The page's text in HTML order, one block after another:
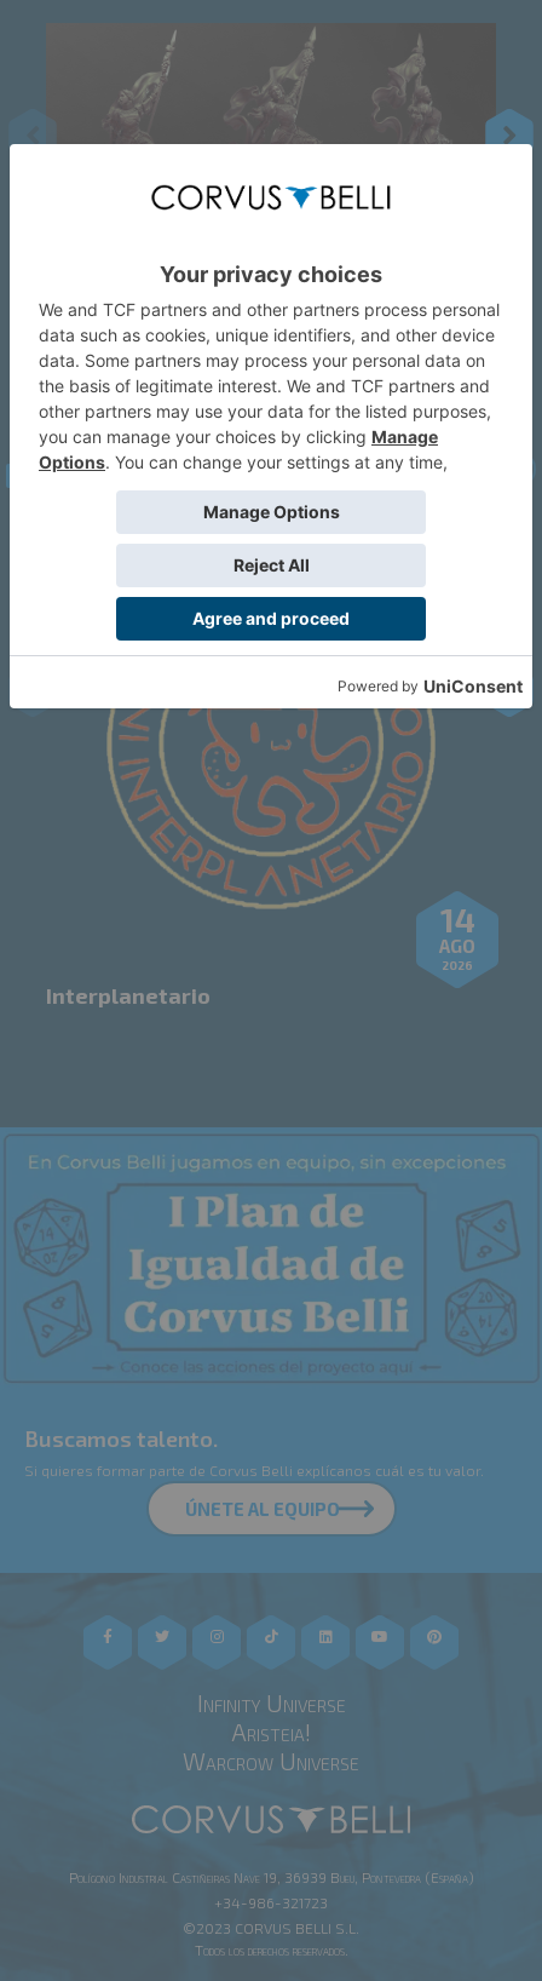
Geneviève. Empresaria, peleona y
vanidosa por partes iguales
PRÓXIMOS EVENTOS VER TODOS
14
AGO
2026
Interplanetario
Buscamos talento.
Si quieres formar parte de Corvus Belli explícanos cuál es tu valor.
ÚNETE AL EQUIPO
Infinity Universe
Aristeia!
Warcrow Universe
Polígono Industrial Castiñeiras Nave 19, 36939 Bueu, Pontevedra (España)
+34-986-321723
©2023 CORVUS BELLI S.L.
Todos los derechos reservados.